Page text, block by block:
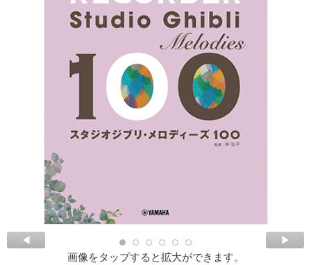
画像をタップすると拡大ができます。